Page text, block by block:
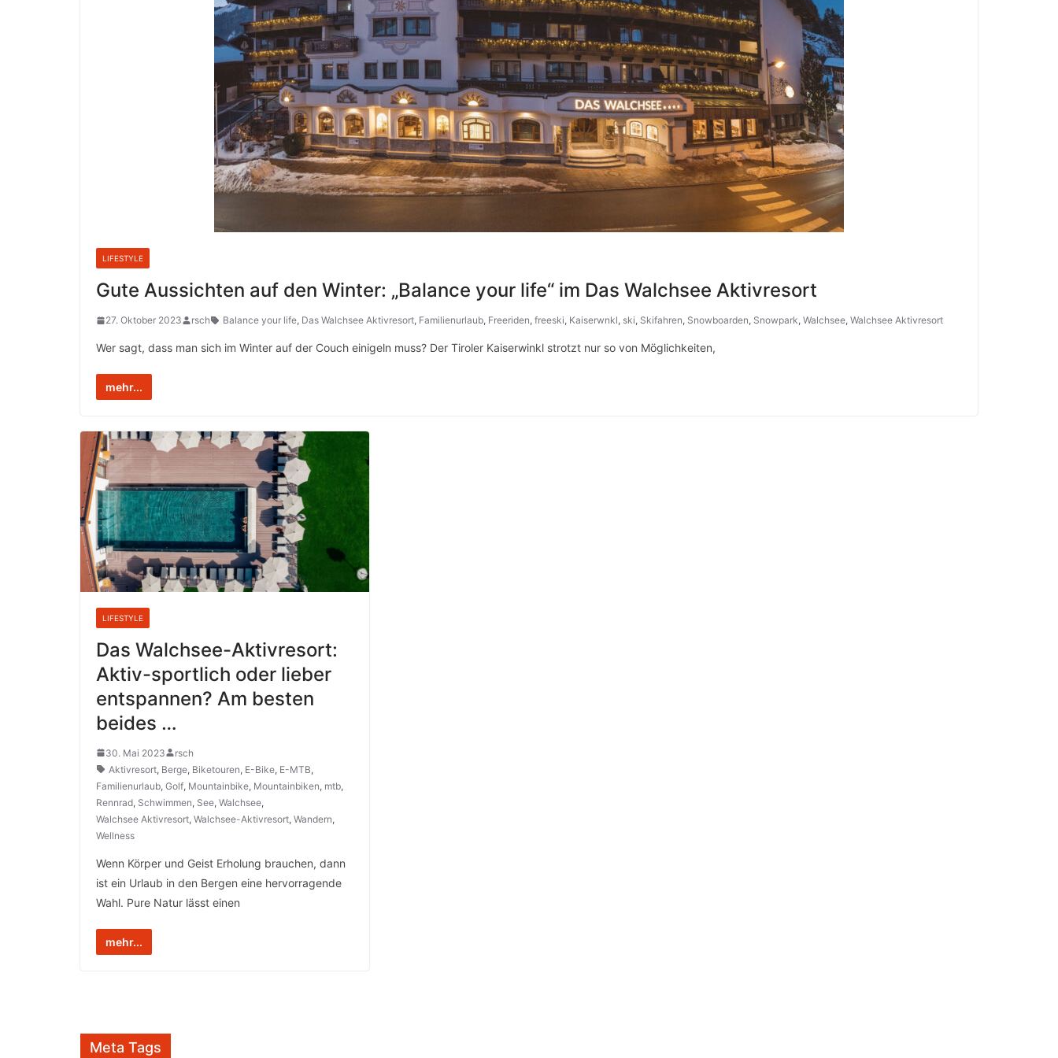
LIFESTYLE
Gute Aussichten auf den Winter: „Balance your life“ im Das Walchsee Aktivresort
27. Oktober 2023 rsch Balance your life, Das Walchsee Aktivresort, Familienurlaub, Freeriden, freeski, Kaiserwnkl, ski, Skifahren, Snowboarden, Snowpark, Walchsee, Walchsee Aktivresort
Wer sagt, dass man sich im Winter auf der Couch einigeln muss? Der Tiroler Kaiserwinkl strotzt nur so von Möglichkeiten,
mehr...
LIFESTYLE
Das Walchsee-Aktivresort:
Aktiv-sportlich oder lieber
entspannen? Am besten
beides …
30. Mai 2023
rsch
Aktivresort, Berge, Biketouren, E-Bike, E-MTB,
Familienurlaub, Golf, Mountainbike, Mountainbiken, mtb,
Rennrad, Schwimmen, See, Walchsee,
Walchsee Aktivresort, Walchsee-Aktivresort, Wandern,
Wellness
Wenn Körper und Geist Erholung brauchen, dann
ist ein Urlaub in den Bergen eine hervorragende
Wahl. Pure Natur lässt einen
mehr...
Meta Tags